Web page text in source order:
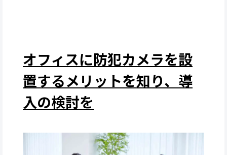
オフィスに防犯カメラを設
置するメリットを知り、導
入の検討を